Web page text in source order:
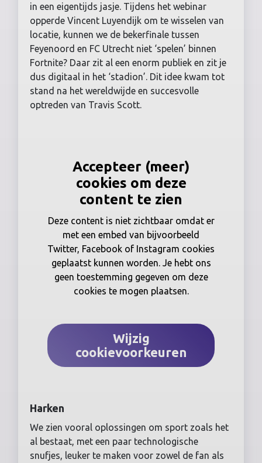
in een eigentijds jasje. Tijdens het webinar
opperde Vincent Luyendijk om te wisselen van
locatie, kunnen we de bekerfinale tussen
Feyenoord en FC Utrecht niet ‘spelen’ binnen
Fortnite? Daar zit al een enorm publiek en zit je
dus digitaal in het ‘stadion’. Dit idee kwam tot
stand na het wereldwijde en succesvolle
optreden van Travis Scott.
Accepteer (meer)
cookies om deze
content te zien
Deze content is niet zichtbaar omdat er
met een embed van bijvoorbeeld
Twitter, Facebook of Instagram cookies
geplaatst kunnen worden. Je hebt ons
geen toestemming gegeven om deze
cookies te mogen plaatsen.
Wijzig
cookievoorkeuren
Harken
We zien vooral oplossingen om sport zoals het
al bestaat, met een paar technologische
snufjes, leuker te maken voor zowel de fan als